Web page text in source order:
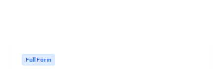
Full Form